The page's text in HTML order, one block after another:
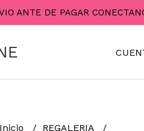
ANTE DE PAGAR
Inicio
REGALERIA